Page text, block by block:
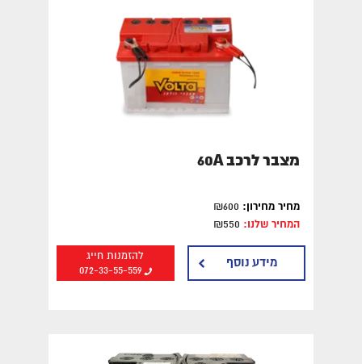
מצבר לרכב 60A
מחיר מחירון:
המחיר שלנו:
להזמנות חייג
072-33-55-559
מידע נוסף